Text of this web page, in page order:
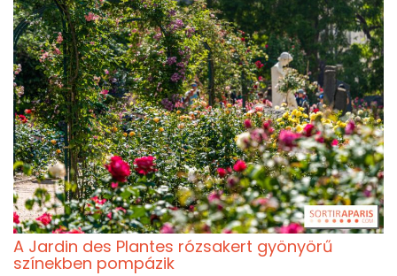
A Jardin des Plantes rózsakert gyönyörű
színekben pompázik